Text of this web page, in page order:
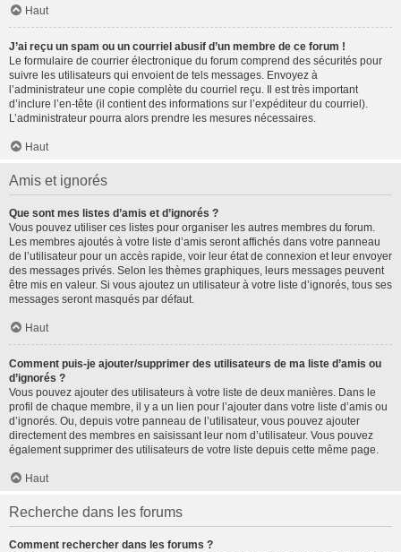
Haut
J’ai reçu un spam ou un courriel abusif d’un membre de ce forum !
Le formulaire de courrier électronique du forum comprend des sécurités pour
suivre les utilisateurs qui envoient de tels messages. Envoyez à
l’administrateur une copie complète du courriel reçu. Il est très important
d’inclure l’en-tête (il contient des informations sur l’expéditeur du courriel).
L’administrateur pourra alors prendre les mesures nécessaires.
Haut
Amis et ignorés
Que sont mes listes d’amis et d’ignorés ?
Vous pouvez utiliser ces listes pour organiser les autres membres du forum.
Les membres ajoutés à votre liste d’amis seront affichés dans votre panneau
de l’utilisateur pour un accès rapide, voir leur état de connexion et leur envoyer
des messages privés. Selon les thèmes graphiques, leurs messages peuvent
être mis en valeur. Si vous ajoutez un utilisateur à votre liste d’ignorés, tous ses
messages seront masqués par défaut.
Haut
Comment puis-je ajouter/supprimer des utilisateurs de ma liste d’amis ou
d’ignorés ?
Vous pouvez ajouter des utilisateurs à votre liste de deux manières. Dans le
profil de chaque membre, il y a un lien pour l’ajouter dans votre liste d’amis ou
d’ignorés. Ou, depuis votre panneau de l’utilisateur, vous pouvez ajouter
directement des membres en saisissant leur nom d’utilisateur. Vous pouvez
également supprimer des utilisateurs de votre liste depuis cette même page.
Haut
Recherche dans les forums
Comment rechercher dans les forums ?